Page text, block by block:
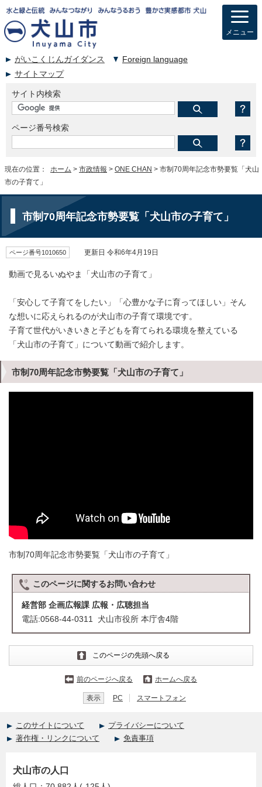
がいこくじんガイダンス
Foreign language
サイトマップ
サイト内検索
ページ番号検索
メニュー
現在の位置： ホーム > 市政情報 > ONE CHAN > 市制70周年記念市勢要覧「犬山
市の子育て」
市制70周年記念市勢要覧「犬山市の子育て」
ページ番号1010650 更新日 令和6年4月19日
動画で見るいぬやま「犬山市の子育て」
「安心して子育てをしたい」「心豊かな子に育ってほしい」そん
な想いに応えられるのが犬山市の子育て環境です。
子育て世代がいきいきと子どもを育てられる環境を整えている
「犬山市の子育て」について動画で紹介します。
市制70周年記念市勢要覧「犬山市の子育て」
市制70周年記念市勢要覧「犬山市の子育て」
このページに関するお問い合わせ
経営部 企画広報課 広報・広聴担当
電話:0568-44-0311 犬山市役所 本庁舎4階
このページの先頭へ戻る
前のページへ戻る ホームへ戻る
表示 PC スマートフォン
このサイトについて
プライバシーについて
著作権・リンクについて
免責事項
犬山市の人口